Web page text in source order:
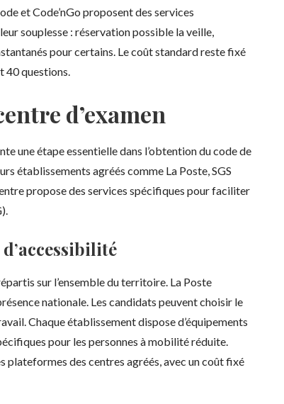
et Code’nGo proposent des services
souplesse : réservation possible la veille,
pour certains. Le coût standard reste fixé
40 questions.
d’examen
une étape essentielle dans l’obtention du code de
établissements agréés comme La Poste, SGS
propose des services spécifiques pour faciliter
sur l’ensemble du territoire. La Poste
nationale. Les candidats peuvent choisir le
Chaque établissement dispose d’équipements
pour les personnes à mobilité réduite.
plateformes des centres agréés, avec un coût fixé